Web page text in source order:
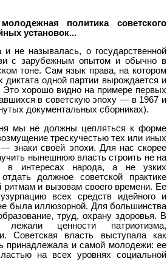
политика советского
установок...
не называлась, о государственной
с зарубежным опытом и обычно в
тоне. Сам язык права, на котором
диктата одной партии вырождается и
Это хорошо видно на примере первых
в советскую эпоху — в 1967 и
документальных сборниках).
мы не должны цепляться к форме
трескучестью тех или иных
знаки своей эпохи. Для нас скорее
нынешнюю власть строить не на
в интересах народа, а не узких
должное советской практике
ритмам и вызовам своего времени. Ее
всех средств идейного и
была иллюзорной. Для большинства
труд, охрану здоровья. В
ценности патриотизма,
Советская власть выступала как
принадлежала и самой молодежи: ее
на всех уровнях социальной